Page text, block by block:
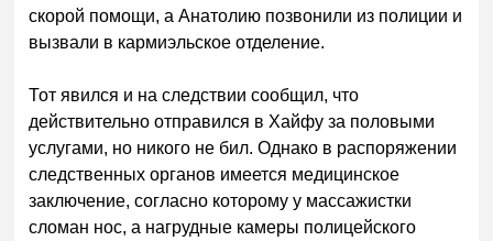
скорой помощи, а Анатолию позвонили из полиции и
вызвали в кармиэльское отделение.
Тот явился и на следствии сообщил, что
действительно отправился в Хайфу за половыми
услугами, но никого не бил. Однако в распоряжении
следственных органов имеется медицинское
заключение, согласно которому у массажистки
сломан нос, а нагрудные камеры полицейского